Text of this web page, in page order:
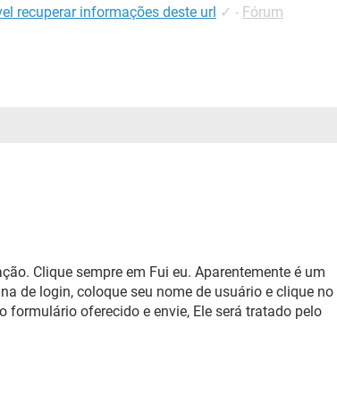
recuperar informações deste url ✓ - Fórum
Clique sempre em Fui eu. Aparentemente é um
de login, coloque seu nome de usuário e clique no
formulário oferecido e envie, Ele será tratado pelo